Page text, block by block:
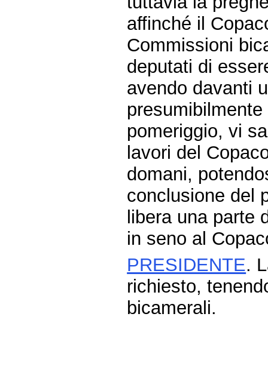
affinché il
Commissioni
deputati di
avendo davanti
pomeriggio, vi
lavori del
domani,
conclusione del
libera una parte
in seno al
PRESIDENTE.
richiesto,
bicamerali.